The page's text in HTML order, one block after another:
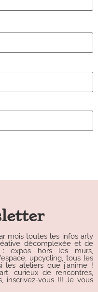
mois toutes les infos arty
décomplexée et de
expos hors les murs,
upcycling, tous les
les ateliers que j'anime !
curieux de rencontres,
inscrivez-vous !!! Je vous